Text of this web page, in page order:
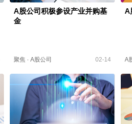
A股公司积极参设产业并购基
金
聚焦 · A股公司 02-14
A
A